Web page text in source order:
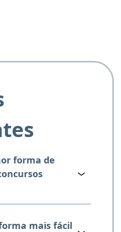
forma de
mais fácil